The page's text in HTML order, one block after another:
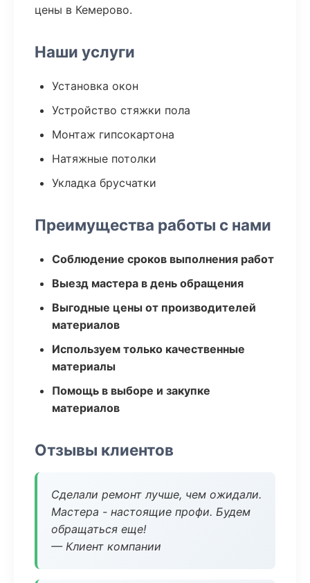
цены в Кемерово.
Наши услуги
Установка окон
Устройство стяжки пола
Монтаж гипсокартона
Натяжные потолки
Укладка брусчатки
Преимущества работы с нами
Соблюдение сроков выполнения работ
Выезд мастера в день обращения
Выгодные цены от производителей
материалов
Используем только качественные
материалы
Помощь в выборе и закупке
материалов
Отзывы клиентов
Сделали ремонт лучше, чем ожидали.
Мастера - настоящие профи. Будем
обращаться еще!
— Клиент компании